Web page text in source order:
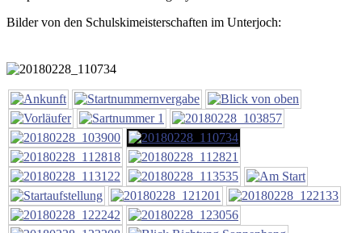
Bilder von den Schulskimeisterschaften im Unterjoch: